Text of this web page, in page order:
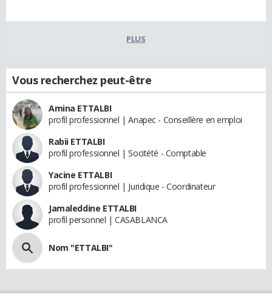
PLUS
Vous recherchez peut-être
Amina ETTALBI
profil professionnel | Anapec - Conseillère en emploi
Rabii ETTALBI
profil professionnel | Socitété - Comptable
Yacine ETTALBI
profil professionnel | Juridique - Coordinateur
Jamaleddine ETTALBI
profil personnel | CASABLANCA
Nom "ETTALBI"